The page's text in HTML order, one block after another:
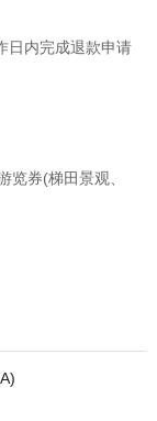
日内完成退款申请
览券(梯田景观、
票补充说明